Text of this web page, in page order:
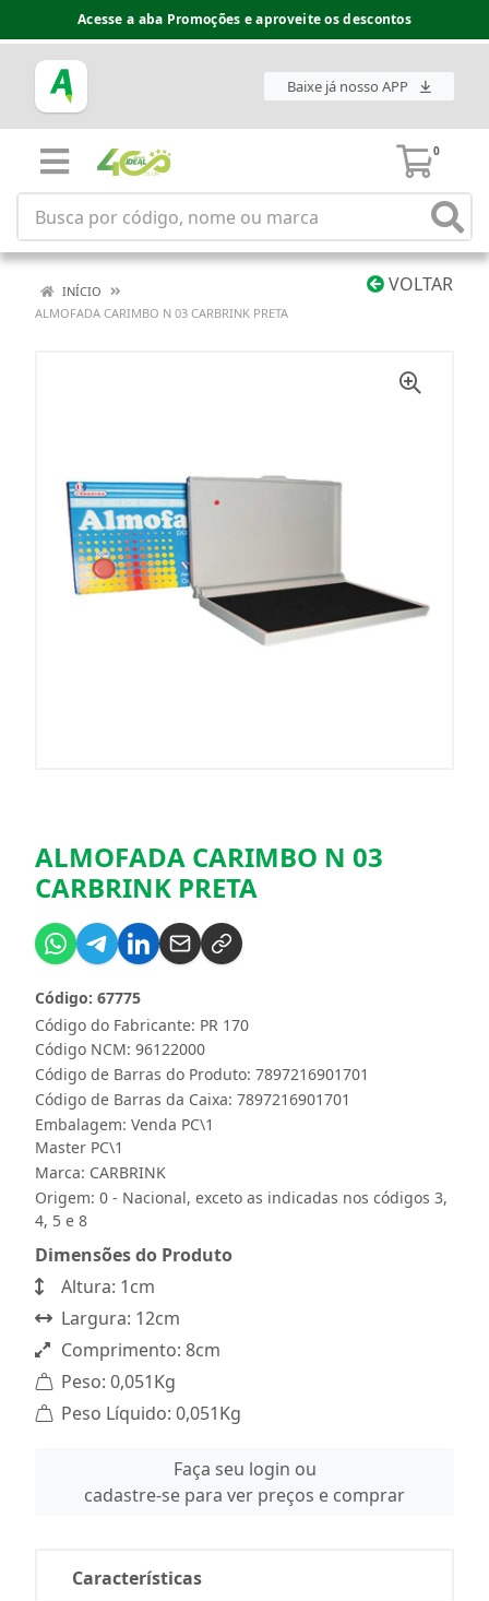
Acesse a aba Promoções e aproveite os descontos
Baixe já nosso APP
0
VOLTAR
INÍCIO
ALMOFADA CARIMBO N 03 CARBRINK PRETA
ALMOFADA CARIMBO N 03
CARBRINK PRETA
Código do Fabricante: PR 170
Código: 67775
Código NCM: 96122000
Código de Barras do Produto: 7897216901701
Código de Barras da Caixa: 7897216901701
Embalagem: Venda PC\1
Master PC\1
Marca: CARBRINK
Origem: 0 - Nacional, exceto as indicadas nos códigos 3,
4, 5 e 8
Dimensões do Produto
Altura: 1cm
Largura: 12cm
Comprimento: 8cm
Peso: 0,051Kg
Peso Líquido: 0,051Kg
Faça seu login ou
cadastre-se para ver preços e comprar
Características